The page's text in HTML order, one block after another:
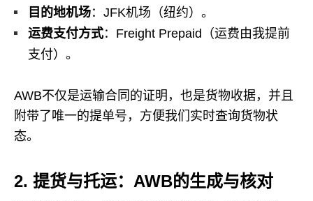
目的地机场：JFK机场（纽约）。
运费支付方式：Freight Prepaid（运费由我提前
支付）。
AWB不仅是运输合同的证明，也是货物收据，并且
附带了唯一的提单号，方便我们实时查询货物状
态。
2. 提货与托运：AWB的生成与核对